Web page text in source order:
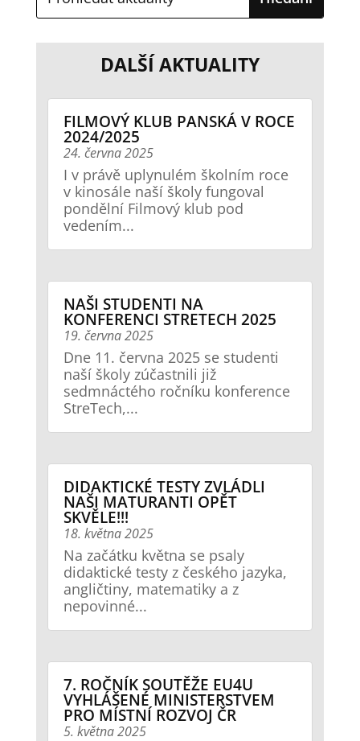
DALŠÍ AKTUALITY
FILMOVÝ KLUB PANSKÁ V ROCE
2024/2025
24. června 2025
I v právě uplynulém školním roce
v kinosále naší školy fungoval
pondělní Filmový klub pod
vedením...
NAŠI STUDENTI NA
KONFERENCI STRETECH 2025
19. června 2025
Dne 11. června 2025 se studenti
naší školy zúčastnili již
sedmnáctého ročníku konference
StreTech,...
DIDAKTICKÉ TESTY ZVLÁDLI
NAŠI MATURANTI OPĚT
SKVĚLE!!!
18. května 2025
Na začátku května se psaly
didaktické testy z českého jazyka,
angličtiny, matematiky a z
nepovinné...
7. ROČNÍK SOUTĚŽE EU4U
VYHLÁŠENÉ MINISTERSTVEM
PRO MÍSTNÍ ROZVOJ ČR
5. května 2025